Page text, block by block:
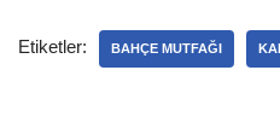
e
e
s
Etiketler: BAHÇE MUTFAĞI